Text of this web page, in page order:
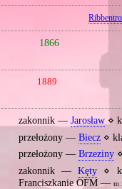
1866
1889
zakonnik — Jarosław⋄
przełożony — Biecz⋄
przełożony — Brzeziny⋄
zakonnik —Kęty ⋄
Franciszkanie OFM —